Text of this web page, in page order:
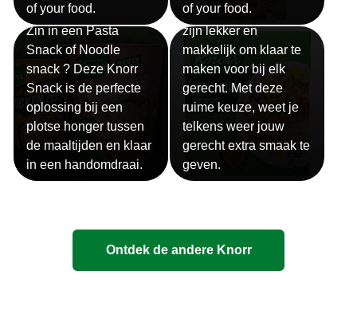
of your food.
of your food.
Snackpots
Zin in een Pasta
Snack of Noodle
snack ? Deze Knorr
Snack is de perfecte
oplossing bij een
plotse honger tussen
de maaltijden en klaar
in een handomdraai.
Onze Knorr sauzen
zijn lekker en
makkelijk om klaar te
maken voor bij elk
gerecht. Met deze
ruime keuze, weet je
telkens weer jouw
gerecht extra smaak te
geven.
Ontdek de andere Knorr